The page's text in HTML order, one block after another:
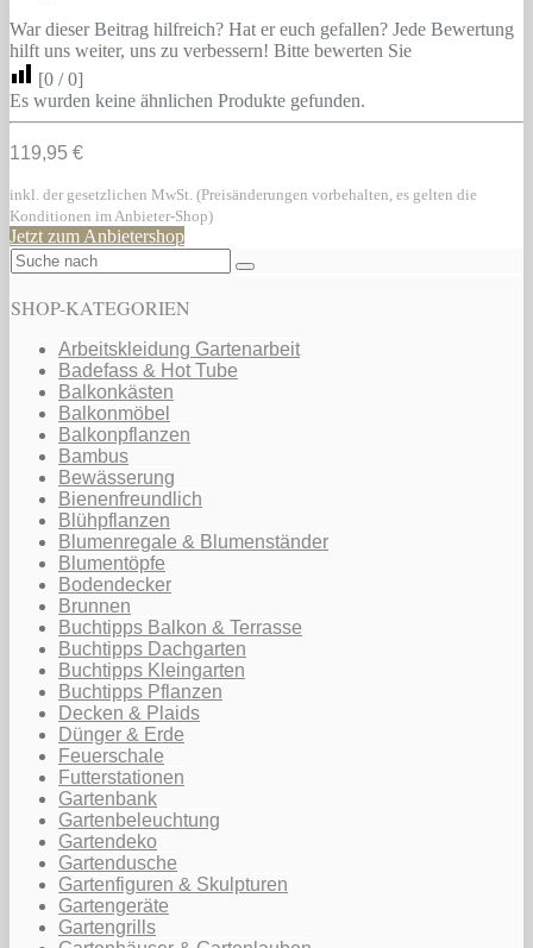
War dieser Beitrag hilfreich? Hat er euch gefallen? Jede Bewertung
hilft uns weiter, uns zu verbessern! Bitte bewerten Sie
[0 /0]
Es wurden keine ähnlichen Produkte gefunden.
119,95 €
inkl. der gesetzlichen MwSt. (Preisänderungen vorbehalten, es gelten die
Konditionen im Anbieter-Shop)
Jetzt zum Anbietershop
SHOP-KATEGORIEN
Arbeitskleidung Gartenarbeit
Badefass & Hot Tube
Balkonkästen
Balkonmöbel
Balkonpflanzen
Bambus
Bewässerung
Bienenfreundlich
Blühpflanzen
Blumenregale & Blumenständer
Blumentöpfe
Bodendecker
Brunnen
Buchtipps Balkon & Terrasse
Buchtipps Dachgarten
Buchtipps Kleingarten
Buchtipps Pflanzen
Decken & Plaids
Dünger & Erde
Feuerschale
Futterstationen
Gartenbank
Gartenbeleuchtung
Gartendeko
Gartendusche
Gartenfiguren & Skulpturen
Gartengeräte
Gartengrills